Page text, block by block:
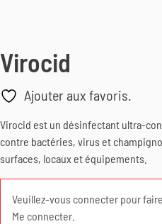
Virocid
Ajouter aux favoris.
Virocid est un désinfectant ultra-
contre bactéries, virus et
surfaces, locaux et équipements.
Veuillez-vous connecter pour
Me connecter.